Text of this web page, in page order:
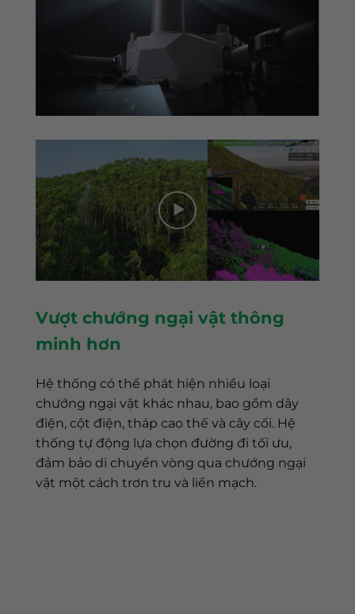
Vượt chướng ngại vật thông
minh hơn
Hệ thống có thể phát hiện nhiều loại
chướng ngại vật khác nhau, bao gồm dây
điện, cột điện, tháp cao thế và cây cối. Hệ
thống tự động lựa chọn đường đi tối ưu,
đảm bảo di chuyển vòng qua chướng ngại
vật một cách trơn tru và liền mạch.